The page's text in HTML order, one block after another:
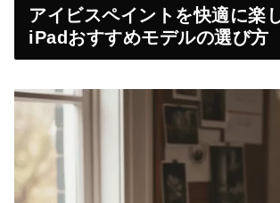
アイビスペイントを快適に楽
iPadおすすめモデルの選び方